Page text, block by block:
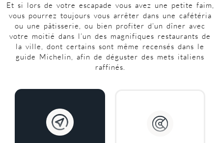
Et si lors de votre escapade vous avez une petite faim,
vous pourrez toujours vous arrêter dans une cafétéria
ou une pâtisserie, ou bien profiter d’un dîner avec
votre moitié dans l’un des magnifiques restaurants de
la ville, dont certains sont même recensés dans le
guide Michelin, afin de déguster des mets italiens
raffinés.